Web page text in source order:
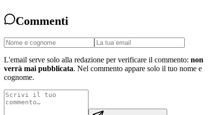
Commenti
L'email serve solo alla redazione per verificare il commento: non
verrà mai pubblicata. Nel commento appare solo il tuo nome e
cognome.